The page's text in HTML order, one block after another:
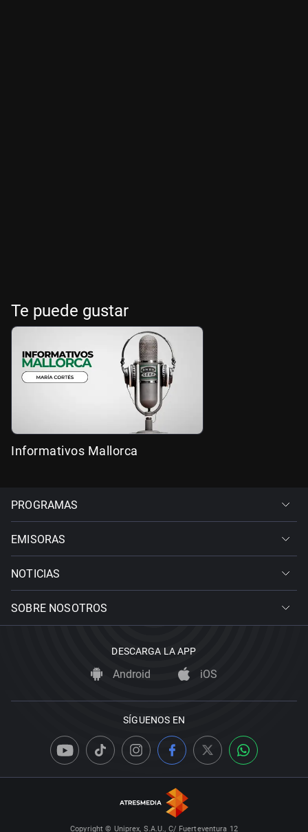
Te puede gustar
Informativos Mallorca
PROGRAMAS
EMISORAS
NOTICIAS
SOBRE NOSOTROS
DESCARGA LA APP
Android iOS
SÍGUENOS EN
Copyright © Uniprex, S.A.U., C/ Fuerteventura 12